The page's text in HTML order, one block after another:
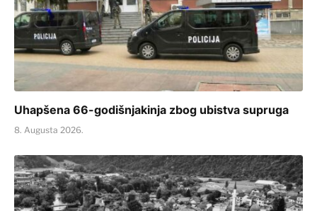
Uhapšena 66-godišnjakinja zbog ubistva supruga
8. Augusta 2026.